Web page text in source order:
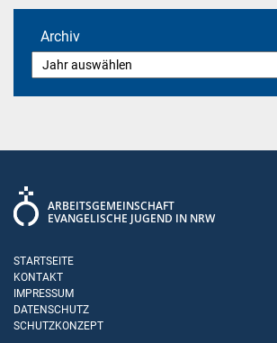
Archiv
ARBEITSGEMEINSCHAFT
EVANGELISCHE JUGEND IN NRW
STARTSEITE
KONTAKT
IMPRESSUM
DATENSCHUTZ
SCHUTZKONZEPT